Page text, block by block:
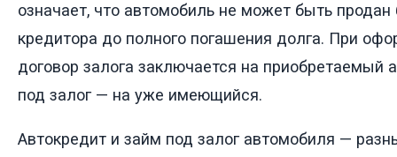
означает, что автомобиль не может быть продан
кредитора до полного погашения долга. При
договор залога заключается на приобретаемый
под залог — на уже имеющийся.
Автокредит и займ под залог автомобиля —